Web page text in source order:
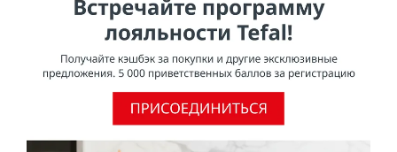
проведенному МАИР (Международное агентство по
изучению рака), ВОЗ (Всемирная организация
здравоохранения) отнесла ПТФЭ к группе 3 [Том 19, 288
(1979) и Дополнение 7.70 (1987)], признав, что он не
является канцерогеном для человека.О том, что ПТФЭ
безопасен для использования, свидетельствует и тот
факт, что он часто применяется в медицине